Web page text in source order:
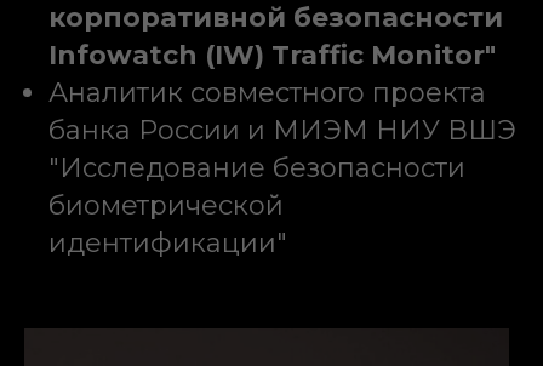
корпоративной безопасности
Infowatch (IW) Traffic Monitor"
Аналитик совместного проекта
банка России и МИЭМ НИУ ВШЭ
"Исследование безопасности
биометрической
идентификации"